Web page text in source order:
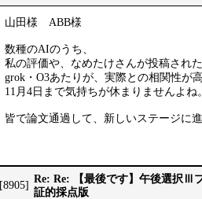
山田様 ABB様
数種のAIのうち、
私の評価や、なめたけさんが投稿され
grok・O3あたりが、実際との相関性が
11月4日まで気持ちが休まりませんよね。
皆で論文通過して、新しいステージに
[8905]
Re: Re: 【最後です】午後選択Ⅲ
証的採点版